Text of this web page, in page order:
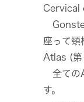
Cervical
座って頸
Atlas (
全ての
す。